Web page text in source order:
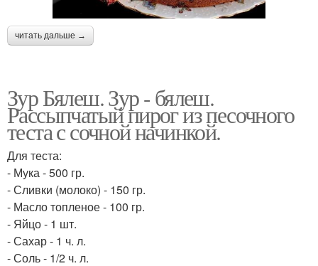
читать дальше →
Зур Бялеш. Зур - бялеш.
Рассыпчатый пирог из песочного
теста с сочной начинкой.
Для теста:
- Мука - 500 гр.
- Сливки (молоко) - 150 гр.
- Масло топленое - 100 гр.
- Яйцо - 1 шт.
- Сахар - 1 ч. л.
- Соль - 1/2 ч. л.